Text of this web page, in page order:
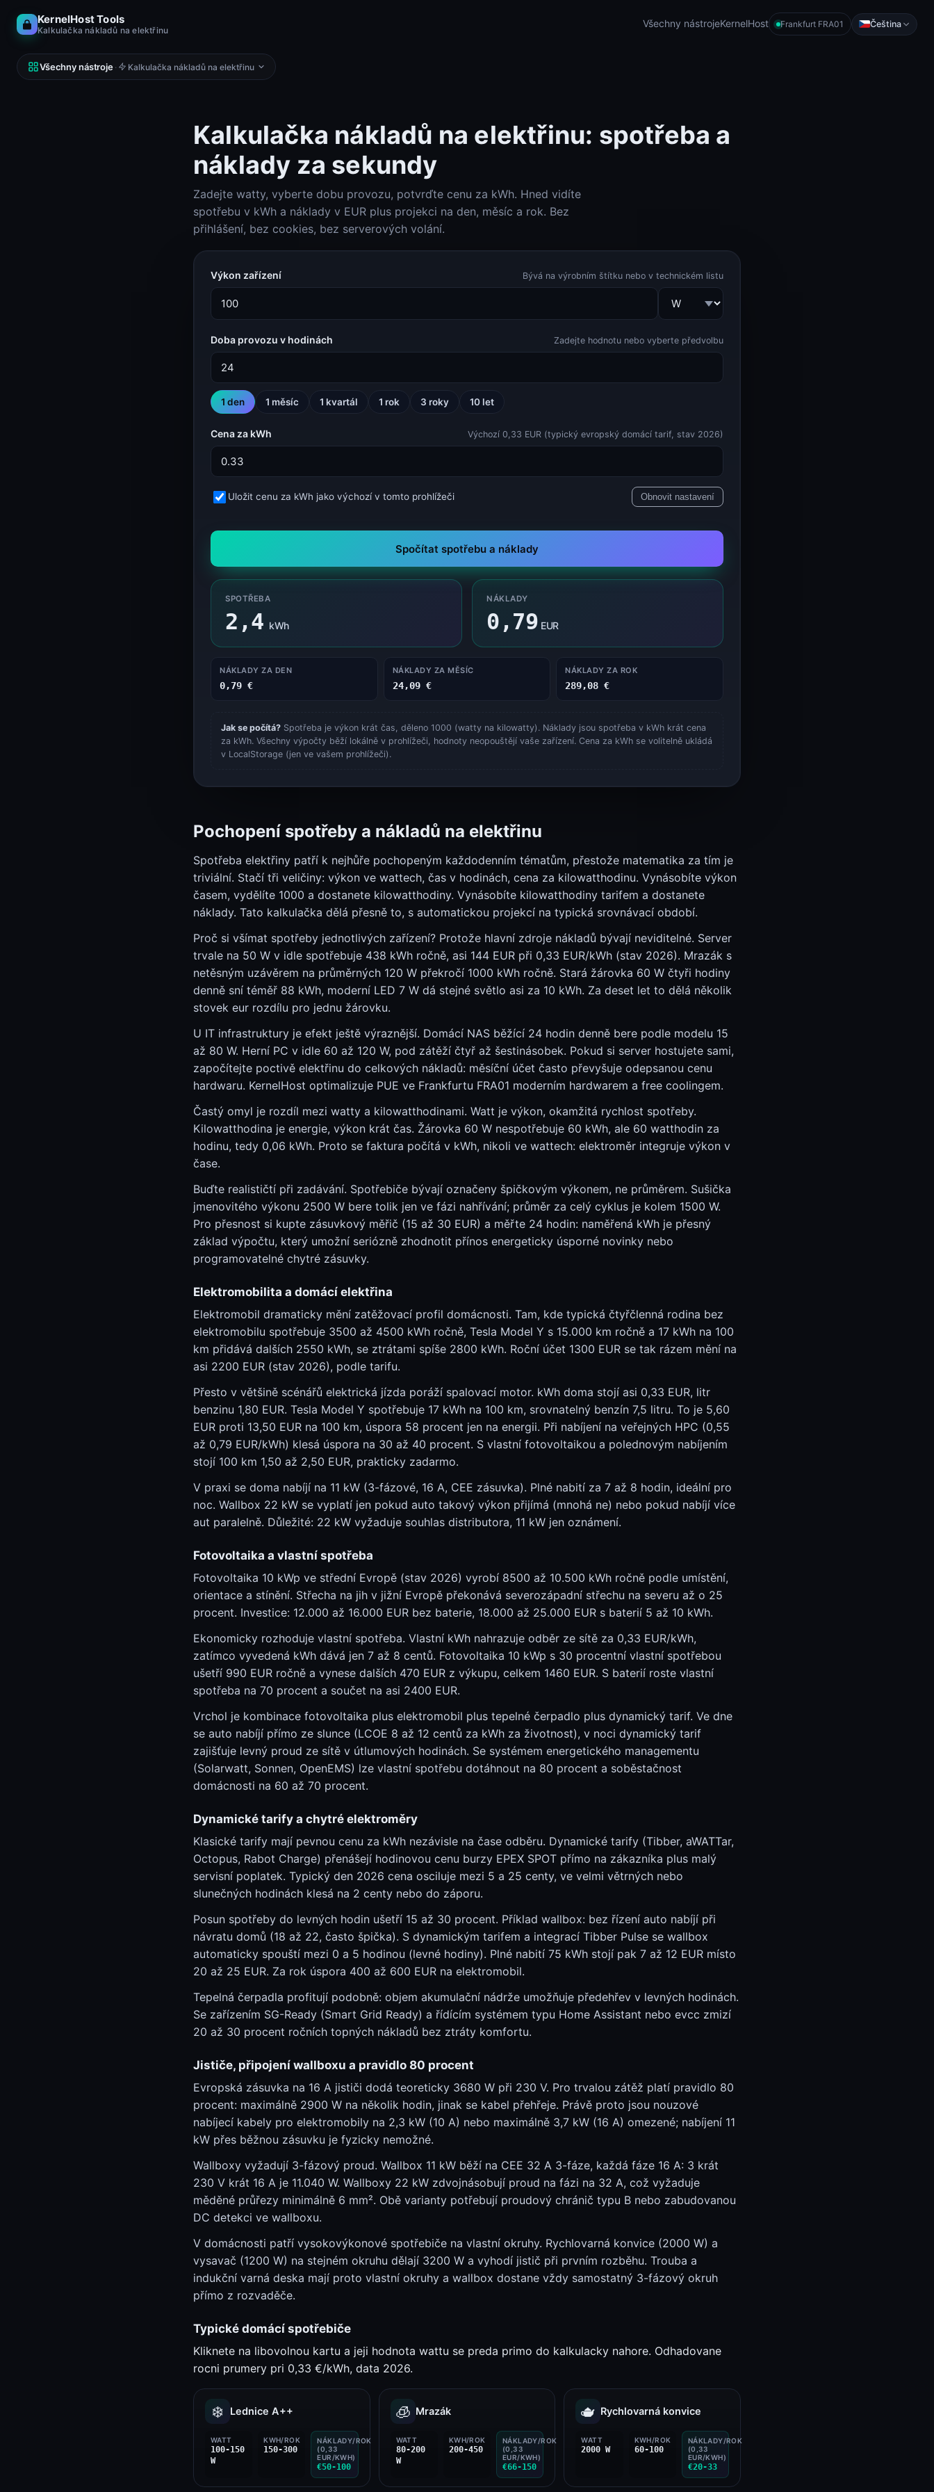
KernelHost Tools
Kalkulačka nákladů na elektřinu
Všechny nástrojeKernelHost Frankfurt FRA01 Čeština
Všechny nástroje · Kalkulačka nákladů na elektřinu
Kalkulačka podsítí (IPv4 a IPv6) Check-Host (ping, HTTP, port, DNS, IP info)
Check-Host
DNS Lookup
Reverse DNS Lookup (PTR, FCrDNS, ASN)
Kalkulačka šířky pásma (sizing VPS a Dedicated)
UUID Generator (v4, v7, ULID, NanoID)
Status TeamSpeak 3
Status TeamSpeak
Kalkulačka nákladů na elektřinu: spotřeba a
náklady za sekundy
Zadejte watty, vyberte dobu provozu, potvrďte cenu za kWh. Hned vidíte
spotřebu v kWh a náklady v EUR plus projekci na den, měsíc a rok. Bez
přihlášení, bez cookies, bez serverových volání.
Výkon zařízení Bývá na výrobním štítku nebo v technickém listu
Doba provozu v hodinách Zadejte hodnotu nebo vyberte předvolbu
1 den 1 měsíc 1 kvartál 1 rok 3 roky 10 let
Cena za kWh Výchozí 0,33 EUR (typický evropský domácí tarif, stav 2026)
Uložit cenu za kWh jako výchozí v tomto prohlížeči Obnovit nastavení
Spočítat spotřebu a náklady
SPOTŘEBA
2,4 kWh
NÁKLADY
0,79 EUR
NÁKLADY ZA DEN
0,79 €
NÁKLADY ZA MĚSÍC
24,09 €
NÁKLADY ZA ROK
289,08 €
Jak se počítá? Spotřeba je výkon krát čas, děleno 1000 (watty na kilowatty). Náklady jsou spotřeba v kWh krát cena
za kWh. Všechny výpočty běží lokálně v prohlížeči, hodnoty neopouštějí vaše zařízení. Cena za kWh se volitelně ukládá
v LocalStorage (jen ve vašem prohlížeči).
Pochopení spotřeby a nákladů na elektřinu
Spotřeba elektřiny patří k nejhůře pochopeným každodenním tématům, přestože matematika za tím je
triviální. Stačí tři veličiny: výkon ve wattech, čas v hodinách, cena za kilowatthodinu. Vynásobíte výkon
časem, vydělíte 1000 a dostanete kilowatthodiny. Vynásobíte kilowatthodiny tarifem a dostanete
náklady. Tato kalkulačka dělá přesně to, s automatickou projekcí na typická srovnávací období.
Proč si všímat spotřeby jednotlivých zařízení? Protože hlavní zdroje nákladů bývají neviditelné. Server
trvale na 50 W v idle spotřebuje 438 kWh ročně, asi 144 EUR při 0,33 EUR/kWh (stav 2026). Mrazák s
netěsným uzávěrem na průměrných 120 W překročí 1000 kWh ročně. Stará žárovka 60 W čtyři hodiny
denně sní téměř 88 kWh, moderní LED 7 W dá stejné světlo asi za 10 kWh. Za deset let to dělá několik
stovek eur rozdílu pro jednu žárovku.
U IT infrastruktury je efekt ještě výraznější. Domácí NAS běžící 24 hodin denně bere podle modelu 15
až 80 W. Herní PC v idle 60 až 120 W, pod zátěží čtyř až šestinásobek. Pokud si server hostujete sami,
započítejte poctivě elektřinu do celkových nákladů: měsíční účet často převyšuje odepsanou cenu
hardwaru. KernelHost optimalizuje PUE ve Frankfurtu FRA01 moderním hardwarem a free coolingem.
Častý omyl je rozdíl mezi watty a kilowatthodinami. Watt je výkon, okamžitá rychlost spotřeby.
Kilowatthodina je energie, výkon krát čas. Žárovka 60 W nespotřebuje 60 kWh, ale 60 watthodin za
hodinu, tedy 0,06 kWh. Proto se faktura počítá v kWh, nikoli ve wattech: elektroměr integruje výkon v
čase.
Buďte realističtí při zadávání. Spotřebiče bývají označeny špičkovým výkonem, ne průměrem. Sušička
jmenovitého výkonu 2500 W bere tolik jen ve fázi nahřívání; průměr za celý cyklus je kolem 1500 W.
Pro přesnost si kupte zásuvkový měřič (15 až 30 EUR) a měřte 24 hodin: naměřená kWh je přesný
základ výpočtu, který umožní seriózně zhodnotit přínos energeticky úsporné novinky nebo
programovatelné chytré zásuvky.
Elektromobilita a domácí elektřina
Elektromobil dramaticky mění zatěžovací profil domácnosti. Tam, kde typická čtyřčlenná rodina bez
elektromobilu spotřebuje 3500 až 4500 kWh ročně, Tesla Model Y s 15.000 km ročně a 17 kWh na 100
km přidává dalších 2550 kWh, se ztrátami spíše 2800 kWh. Roční účet 1300 EUR se tak rázem mění na
asi 2200 EUR (stav 2026), podle tarifu.
Přesto v většině scénářů elektrická jízda poráží spalovací motor. kWh doma stojí asi 0,33 EUR, litr
benzinu 1,80 EUR. Tesla Model Y spotřebuje 17 kWh na 100 km, srovnatelný benzín 7,5 litru. To je 5,60
EUR proti 13,50 EUR na 100 km, úspora 58 procent jen na energii. Při nabíjení na veřejných HPC (0,55
až 0,79 EUR/kWh) klesá úspora na 30 až 40 procent. S vlastní fotovoltaikou a polednovým nabíjením
stojí 100 km 1,50 až 2,50 EUR, prakticky zadarmo.
V praxi se doma nabíjí na 11 kW (3-fázové, 16 A, CEE zásuvka). Plné nabití za 7 až 8 hodin, ideální pro
noc. Wallbox 22 kW se vyplatí jen pokud auto takový výkon přijímá (mnohá ne) nebo pokud nabíjí více
aut paralelně. Důležité: 22 kW vyžaduje souhlas distributora, 11 kW jen oznámení.
Fotovoltaika a vlastní spotřeba
Fotovoltaika 10 kWp ve střední Evropě (stav 2026) vyrobí 8500 až 10.500 kWh ročně podle umístění,
orientace a stínění. Střecha na jih v jižní Evropě překonává severozápadní střechu na severu až o 25
procent. Investice: 12.000 až 16.000 EUR bez baterie, 18.000 až 25.000 EUR s baterií 5 až 10 kWh.
Ekonomicky rozhoduje vlastní spotřeba. Vlastní kWh nahrazuje odběr ze sítě za 0,33 EUR/kWh,
zatímco vyvedená kWh dává jen 7 až 8 centů. Fotovoltaika 10 kWp s 30 procentní vlastní spotřebou
ušetří 990 EUR ročně a vynese dalších 470 EUR z výkupu, celkem 1460 EUR. S baterií roste vlastní
spotřeba na 70 procent a součet na asi 2400 EUR.
Vrchol je kombinace fotovoltaika plus elektromobil plus tepelné čerpadlo plus dynamický tarif. Ve dne
se auto nabíjí přímo ze slunce (LCOE 8 až 12 centů za kWh za životnost), v noci dynamický tarif
zajišťuje levný proud ze sítě v útlumových hodinách. Se systémem energetického managementu
(Solarwatt, Sonnen, OpenEMS) lze vlastní spotřebu dotáhnout na 80 procent a soběstačnost
domácnosti na 60 až 70 procent.
Dynamické tarify a chytré elektroměry
Klasické tarify mají pevnou cenu za kWh nezávisle na čase odběru. Dynamické tarify (Tibber, aWATTar,
Octopus, Rabot Charge) přenášejí hodinovou cenu burzy EPEX SPOT přímo na zákazníka plus malý
servisní poplatek. Typický den 2026 cena osciluje mezi 5 a 25 centy, ve velmi větrných nebo
slunečných hodinách klesá na 2 centy nebo do záporu.
Posun spotřeby do levných hodin ušetří 15 až 30 procent. Příklad wallbox: bez řízení auto nabíjí při
návratu domů (18 až 22, často špička). S dynamickým tarifem a integrací Tibber Pulse se wallbox
automaticky spouští mezi 0 a 5 hodinou (levné hodiny). Plné nabití 75 kWh stojí pak 7 až 12 EUR místo
20 až 25 EUR. Za rok úspora 400 až 600 EUR na elektromobil.
Tepelná čerpadla profitují podobně: objem akumulační nádrže umožňuje předehřev v levných hodinách.
Se zařízením SG-Ready (Smart Grid Ready) a řídícím systémem typu Home Assistant nebo evcc zmizí
20 až 30 procent ročních topných nákladů bez ztráty komfortu.
Jističe, připojení wallboxu a pravidlo 80 procent
Evropská zásuvka na 16 A jističi dodá teoreticky 3680 W při 230 V. Pro trvalou zátěž platí pravidlo 80
procent: maximálně 2900 W na několik hodin, jinak se kabel přehřeje. Právě proto jsou nouzové
nabíjecí kabely pro elektromobily na 2,3 kW (10 A) nebo maximálně 3,7 kW (16 A) omezené; nabíjení 11
kW přes běžnou zásuvku je fyzicky nemožné.
Wallboxy vyžadují 3-fázový proud. Wallbox 11 kW běží na CEE 32 A 3-fáze, každá fáze 16 A: 3 krát
230 V krát 16 A je 11.040 W. Wallboxy 22 kW zdvojnásobují proud na fázi na 32 A, což vyžaduje
měděné průřezy minimálně 6 mm². Obě varianty potřebují proudový chránič typu B nebo zabudovanou
DC detekci ve wallboxu.
V domácnosti patří vysokovýkonové spotřebiče na vlastní okruhy. Rychlovarná konvice (2000 W) a
vysavač (1200 W) na stejném okruhu dělají 3200 W a vyhodí jistič při prvním rozběhu. Trouba a
indukční varná deska mají proto vlastní okruhy a wallbox dostane vždy samostatný 3-fázový okruh
přímo z rozvaděče.
Typické domácí spotřebiče
Kliknete na libovolnou kartu a jeji hodnota wattu se preda primo do kalkulacky nahore. Odhadovane
rocni prumery pri 0,33 €/kWh, data 2026.
❄️ Lednice A++
WATT
100-150
W
KWH/ROK
150-300
NÁKLADY/ROK
(0,33
EUR/KWH)
€50-100
🧊 Mrazák
WATT
80-200
W
KWH/ROK
200-450
NÁKLADY/ROK
(0,33
EUR/KWH)
€66-150
🫖 Rychlovarná konvice
WATT
2000 W
KWH/ROK
60-100
NÁKLADY/ROK
(0,33
EUR/KWH)
€20-33